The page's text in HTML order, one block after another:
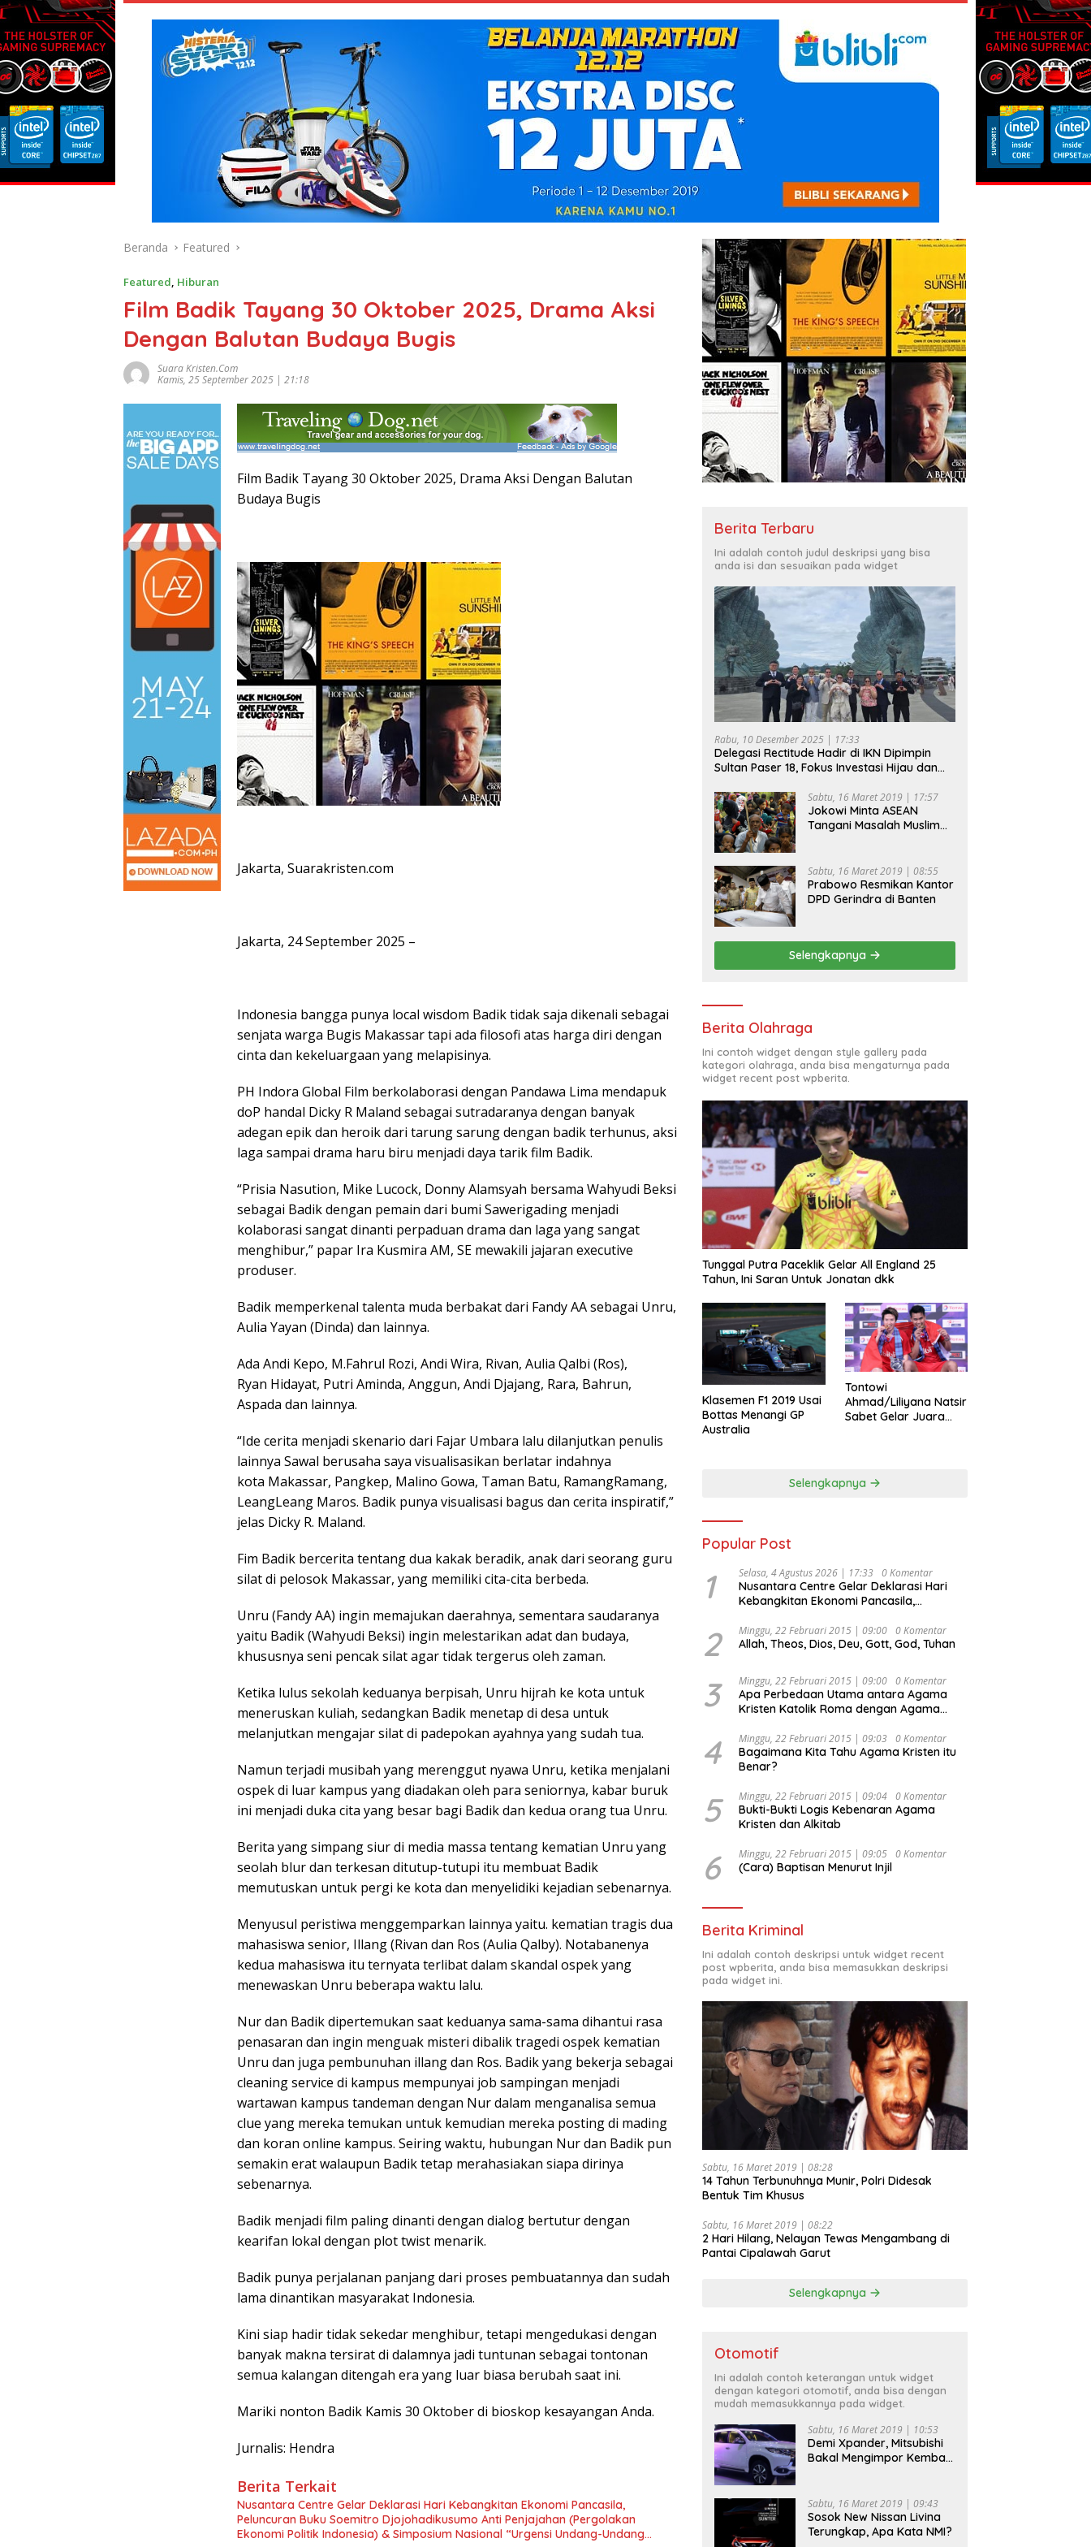
Beranda Featured
Featured, Hiburan
Film Badik Tayang 30 Oktober 2025, Drama Aksi
Dengan Balutan Budaya Bugis
Suara Kristen.com
Kamis, 25 September 2025 | 21:18
Film Badik Tayang 30 Oktober 2025, Drama Aksi Dengan Balutan
Budaya Bugis
Jakarta, Suarakristen.com
Jakarta, 24 September 2025 –
Indonesia bangga punya local wisdom Badik tidak saja dikenali sebagai
senjata warga Bugis Makassar tapi ada filosofi atas harga diri dengan
cinta dan kekeluargaan yang melapisinya.
PH Indora Global Film berkolaborasi dengan Pandawa Lima mendapuk
doP handal Dicky R Maland sebagai sutradaranya dengan banyak
adegan epik dan heroik dari tarung sarung dengan badik terhunus, aksi
laga sampai drama haru biru menjadi daya tarik film Badik.
“Prisia Nasution, Mike Lucock, Donny Alamsyah bersama Wahyudi Beksi
sebagai Badik dengan pemain dari bumi Sawerigading menjadi
kolaborasi sangat dinanti perpaduan drama dan laga yang sangat
menghibur,” papar Ira Kusmira AM, SE mewakili jajaran executive
produser.
Badik memperkenal talenta muda berbakat dari Fandy AA sebagai Unru,
Aulia Yayan (Dinda) dan lainnya.
Ada Andi Kepo, M.Fahrul Rozi, Andi Wira, Rivan, Aulia Qalbi (Ros),
Ryan Hidayat, Putri Aminda, Anggun, Andi Djajang, Rara, Bahrun,
Aspada dan lainnya.
“Ide cerita menjadi skenario dari Fajar Umbara lalu dilanjutkan penulis
lainnya Sawal berusaha saya visualisasikan berlatar indahnya
kota Makassar, Pangkep, Malino Gowa, Taman Batu, RamangRamang,
LeangLeang Maros. Badik punya visualisasi bagus dan cerita inspiratif,”
jelas Dicky R. Maland.
Fim Badik bercerita tentang dua kakak beradik, anak dari seorang guru
silat di pelosok Makassar, yang memiliki cita-cita berbeda.
Unru (Fandy AA) ingin memajukan daerahnya, sementara saudaranya
yaitu Badik (Wahyudi Beksi) ingin melestarikan adat dan budaya,
khususnya seni pencak silat agar tidak tergerus oleh zaman.
Ketika lulus sekolah keduanya berpisah, Unru hijrah ke kota untuk
meneruskan kuliah, sedangkan Badik menetap di desa untuk
melanjutkan mengajar silat di padepokan ayahnya yang sudah tua.
Namun terjadi musibah yang merenggut nyawa Unru, ketika menjalani
ospek di luar kampus yang diadakan oleh para seniornya, kabar buruk
ini menjadi duka cita yang besar bagi Badik dan kedua orang tua Unru.
Berita yang simpang siur di media massa tentang kematian Unru yang
seolah blur dan terkesan ditutup-tutupi itu membuat Badik
memutuskan untuk pergi ke kota dan menyelidiki kejadian sebenarnya.
Menyusul peristiwa menggemparkan lainnya yaitu. kematian tragis dua
mahasiswa senior, Illang (Rivan dan Ros (Aulia Qalby). Notabanenya
kedua mahasiswa itu ternyata terlibat dalam skandal ospek yang
menewaskan Unru beberapa waktu lalu.
Nur dan Badik dipertemukan saat keduanya sama-sama dihantui rasa
penasaran dan ingin menguak misteri dibalik tragedi ospek kematian
Unru dan juga pembunuhan illang dan Ros. Badik yang bekerja sebagai
cleaning service di kampus mempunyai job sampingan menjadi
wartawan kampus tandeman dengan Nur dalam menganalisa semua
clue yang mereka temukan untuk kemudian mereka posting di mading
dan koran online kampus. Seiring waktu, hubungan Nur dan Badik pun
semakin erat walaupun Badik tetap merahasiakan siapa dirinya
sebenarnya.
Badik menjadi film paling dinanti dengan dialog bertutur dengan
kearifan lokal dengan plot twist menarik.
Badik punya perjalanan panjang dari proses pembuatannya dan sudah
lama dinantikan masyarakat Indonesia.
Kini siap hadir tidak sekedar menghibur, tetapi mengedukasi dengan
banyak makna tersirat di dalamnya jadi tuntunan sebagai tontonan
semua kalangan ditengah era yang luar biasa berubah saat ini.
Mariki nonton Badik Kamis 30 Oktober di bioskop kesayangan Anda.
Jurnalis: Hendra
Berita Terkait
Nusantara Centre Gelar Deklarasi Hari Kebangkitan Ekonomi Pancasila,
Peluncuran Buku Soemitro Djojohadikusumo Anti Penjajahan (Pergolakan
Ekonomi Politik Indonesia) & Simposium Nasional “Urgensi Undang-Undang
Berita Terbaru
Ini adalah contoh judul deskripsi yang bisa
anda isi dan sesuaikan pada widget
Rabu, 10 Desember 2025 | 17:33
Delegasi Rectitude Hadir di IKN Dipimpin
Sultan Paser 18, Fokus Investasi Hijau dan
Sabtu, 16 Maret 2019 | 17:57
Jokowi Minta ASEAN
Tangani Masalah Muslim
Sabtu, 16 Maret 2019 | 08:55
Prabowo Resmikan Kantor
DPD Gerindra di Banten
Selengkapnya
Berita Olahraga
Ini contoh widget dengan style gallery pada
kategori olahraga, anda bisa mengaturnya pada
widget recent post wpberita.
Tunggal Putra Paceklik Gelar All England 25
Tahun, Ini Saran Untuk Jonatan dkk
Klasemen F1 2019 Usai
Bottas Menangi GP
Australia
Tontowi
Ahmad/Liliyana Natsir
Sabet Gelar Juara
Selengkapnya
Popular Post
1 Selasa, 4 Agustus 2026 | 17:33 0 Komentar
Nusantara Centre Gelar Deklarasi Hari
Kebangkitan Ekonomi Pancasila,
Djojohadikusumo Anti Penjajahan
(Pergolakan Ekonomi Politik Indonesia) &
Undang Perekonomian Nasional dan
Kesejahteraan Sosial dalam Menata
Bangsa Menuju Indonesia Emas 2045”,
2 Minggu, 22 Februari 2015 | 09:00 0 Komentar
Allah, Theos, Dios, Deu, Gott, God, Tuhan
3 Minggu, 22 Februari 2015 | 09:00 0 Komentar
Apa Perbedaan Utama antara Agama
Kristen Katolik Roma dengan Agama
4 Minggu, 22 Februari 2015 | 09:03 0 Komentar
Bagaimana Kita Tahu Agama Kristen itu
Benar?
5 Minggu, 22 Februari 2015 | 09:04 0 Komentar
Bukti-Bukti Logis Kebenaran Agama
Kristen dan Alkitab
6 Minggu, 22 Februari 2015 | 09:05 0 Komentar
(Cara) Baptisan Menurut Injil
Berita Kriminal
Ini adalah contoh deskripsi untuk widget recent
post wpberita, anda bisa memasukkan deskripsi
pada widget ini.
Sabtu, 16 Maret 2019 | 08:28
14 Tahun Terbunuhnya Munir, Polri Didesak
Bentuk Tim Khusus
Sabtu, 16 Maret 2019 | 08:22
2 Hari Hilang, Nelayan Tewas Mengambang di
Pantai Cipalawah Garut
Selengkapnya
Otomotif
Ini adalah contoh keterangan untuk widget
dengan kategori otomotif, anda bisa dengan
mudah memasukkannya pada widget.
Sabtu, 16 Maret 2019 | 10:53
Demi Xpander, Mitsubishi
Bakal Mengimpor Kembali
Sabtu, 16 Maret 2019 | 09:43
Sosok New Nissan Livina
Terungkap, Apa Kata NMI?